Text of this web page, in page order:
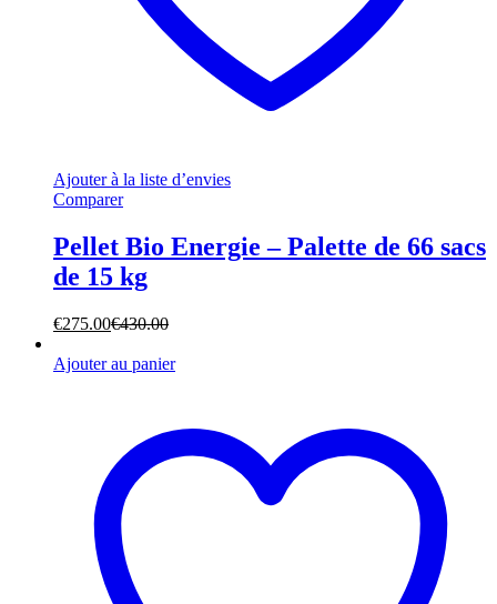
Ajouter à la liste d’envies
Comparer
Pellet Bio Energie – Palette de 66 sacs
de 15 kg
€275.00€430.00
Ajouter au panier